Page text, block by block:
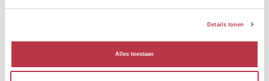
Details tonen
Alles toestaan